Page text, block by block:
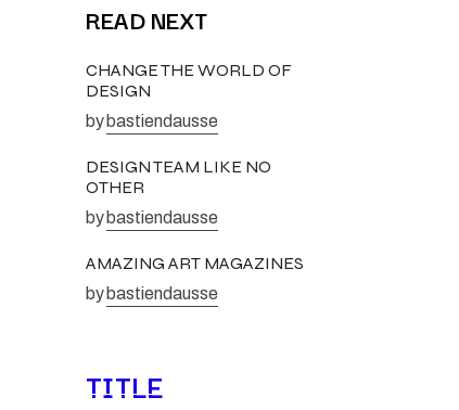
READ NEXT
CHANGE THE WORLD OF
DESIGN
by bastiendausse
DESIGN TEAM LIKE NO
OTHER
by bastiendausse
AMAZING ART MAGAZINES
by bastiendausse
TITLE